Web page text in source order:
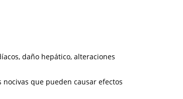
daño hepático, alteraciones
que pueden causar efectos